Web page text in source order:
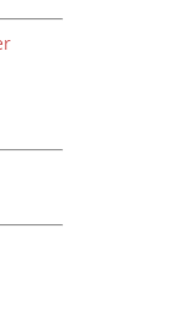
aus der